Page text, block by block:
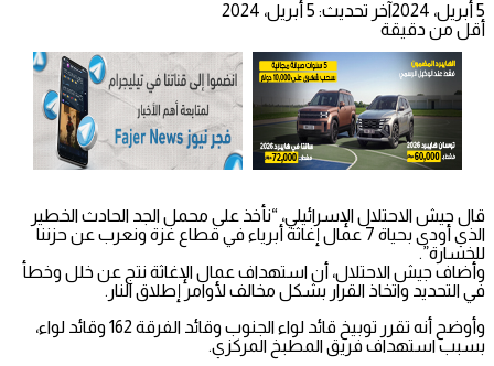
5 أبريل، 2024
آخر تحديث: 5 أبريل، 2024
أقل من دقيقة
قال جيش الاحتلال الإسرائيلي، “نأخذ على محمل الجد الحادث الخطير
الذي أودى بحياة 7 عمال إغاثة أبرياء في قطاع غزة ونعرب عن حزننا
للخسارة”.
وأضاف جيش الاحتلال، أن استهداف عمال الإغاثة نتج عن خلل وخطأ
في التحديد واتخاذ القرار بشكل مخالف لأوامر إطلاق النار.
وأوضح أنه تقرر توبيخ قائد لواء الجنوب وقائد الفرقة 162 وقائد لواء،
بسبب استهداف فريق المطبخ المركزي.